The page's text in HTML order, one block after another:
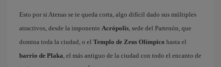
Esto por si Atenas se te queda corta, algo difícil dado sus múltiples
atractivos, desde la imponente Acrópolis , sede del Partenón, que
domina toda la ciudad, o el Templo de Zeus Olímpico hasta el
barrio de Plaka , el más antiguo de la ciudad con todo el encanto de